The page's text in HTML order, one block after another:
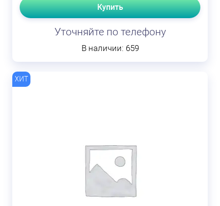
Купить
Уточняйте по телефону
В наличии: 659